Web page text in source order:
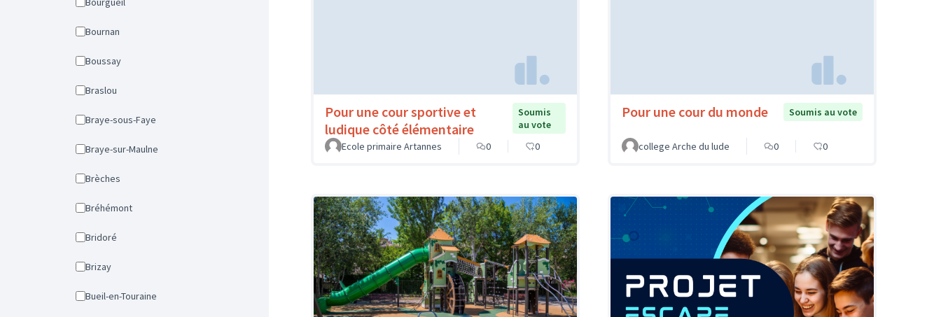
Bournan
Boussay
Braslou
Braye-sous-Faye
Braye-sur-Maulne
Brèches
Bréhémont
Bridoré
Brizay
Bueil-en-Touraine
Pour une cour sportive et
ludique côté élémentaire
Soumis
au vote
Ecole primaire Artannes
0 0
Pour une cour du monde Soumis au vote
college Arche du lude 0 0